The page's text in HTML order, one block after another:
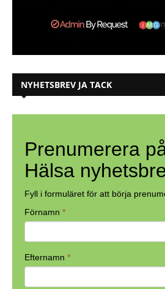
NYHETSBREV JA TACK